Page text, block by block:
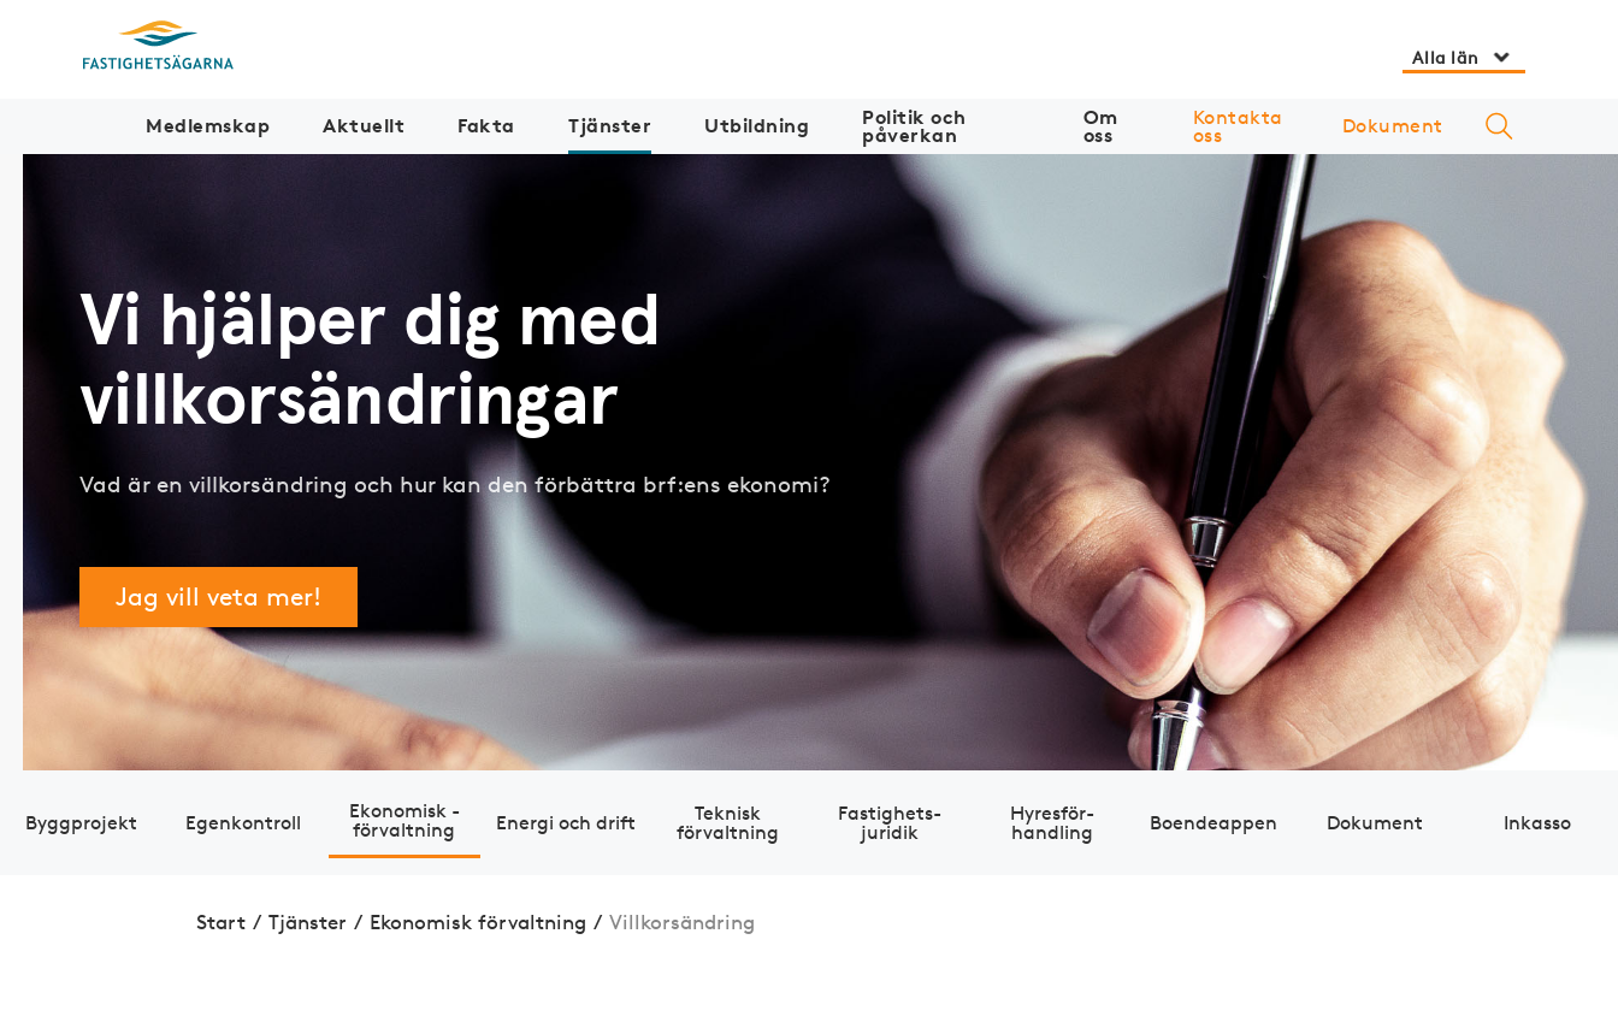
Alla län
Medlemskap Aktuellt Fakta Tjänster Utbildning Politik och
påverkan
Om
oss
Kontakta
oss Dokument
Vi hjälper dig med
villkorsändringar
Vad är en villkorsändring och hur kan den förbättra brf:ens ekonomi?
Jag vill veta mer!
Bygg­projekt Egen­kontroll
Eko­nomisk ­
förvaltning
Energi och drift
Teknisk
förvaltning
Fastig­hets­
juridik
Hyres­för­
handling
Boendeappen Dokument Inkasso
Start / Tjänster / Eko­nomisk ­förvaltning / Villkorsändring